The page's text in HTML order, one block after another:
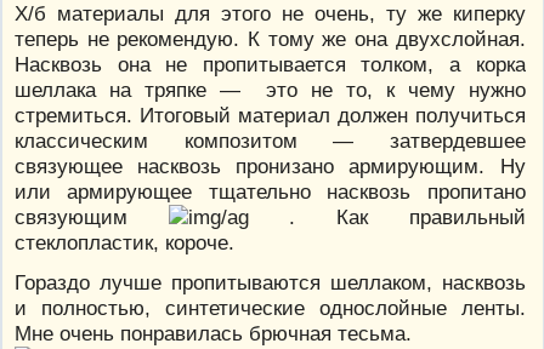
Х/б материалы для этого не очень, ту же киперку
теперь не рекомендую. К тому же она двухслойная.
Насквозь она не пропитывается толком, а корка
шеллака на тряпке — это не то, к чему нужно
стремиться. Итоговый материал должен получиться
классическим композитом — затвердевшее
связующее насквозь пронизано армирующим. Ну
или армирующее тщательно насквозь пропитано
связующим
. Как правильный
стеклопластик, короче.
Гораздо лучше пропитываются шеллаком, насквозь
и полностью, синтетические однослойные ленты.
Мне очень понравилась брючная тесьма.